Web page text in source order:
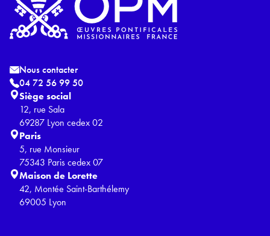
Nous contacter
04 72 56 99 50
Siège social
12, rue Sala
69287 Lyon cedex 02
Paris
5, rue Monsieur
75343 Paris cedex 07
Maison de Lorette
42, Montée Saint-Barthélemy
69005 Lyon